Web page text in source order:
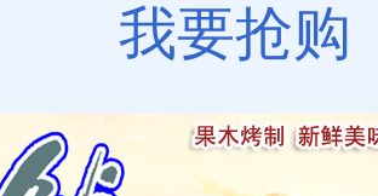
我要抢购